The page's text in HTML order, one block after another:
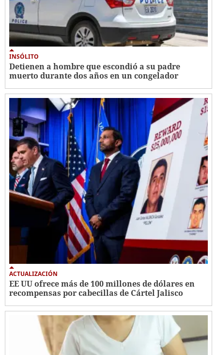
INSÓLITO
Detienen a hombre que escondió a su padre
muerto durante dos años en un congelador
ACTUALIZACIÓN
EE UU ofrece más de 100 millones de dólares en
recompensas por cabecillas de Cártel Jalisco